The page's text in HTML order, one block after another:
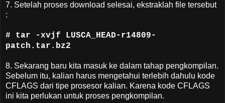
7. Setelah proses download selesai, ekstraklah file tersebut
:
# tar -xvjf LUSCA_HEAD-r14809-
patch.tar.bz2
8. Sekarang baru kita masuk ke dalam tahap pengkompilan.
Sebelum itu, kalian harus mengetahui terlebih dahulu kode
CFLAGS dari tipe prosesor kalian. Karena kode CFLAGS
ini kita perlukan untuk proses pengkompilan.